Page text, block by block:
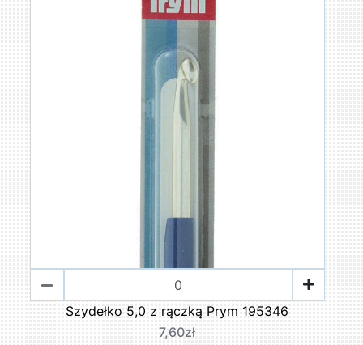
Szydełko 5,0 z rączką Prym 195346
7,60zł